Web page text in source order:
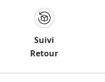
Suivi
Retour